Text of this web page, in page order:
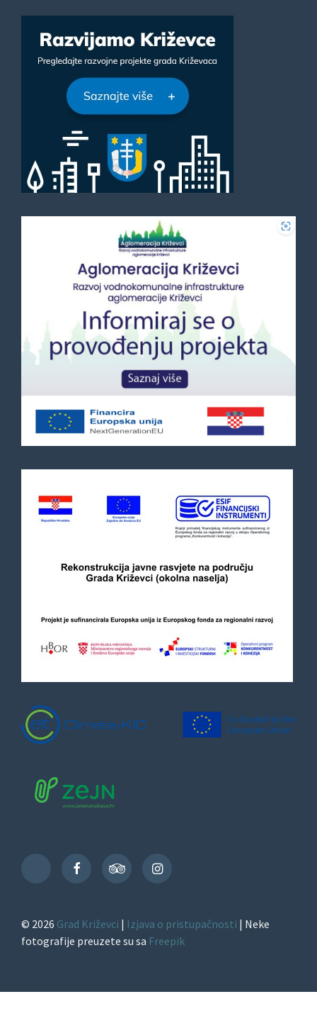
TikTok
FacebookTripAdvisorInstagram
© 2026 Grad Križevci | Izjava o pristupačnosti | Neke
fotografije preuzete su sa Freepik